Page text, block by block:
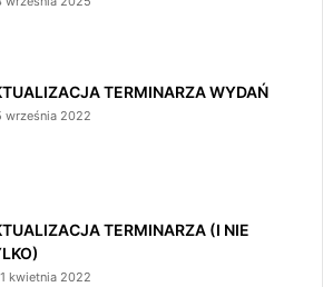
TERMINARZA WYDAŃ
września 2022
TERMINARZA (I NIE
kwietnia 2022